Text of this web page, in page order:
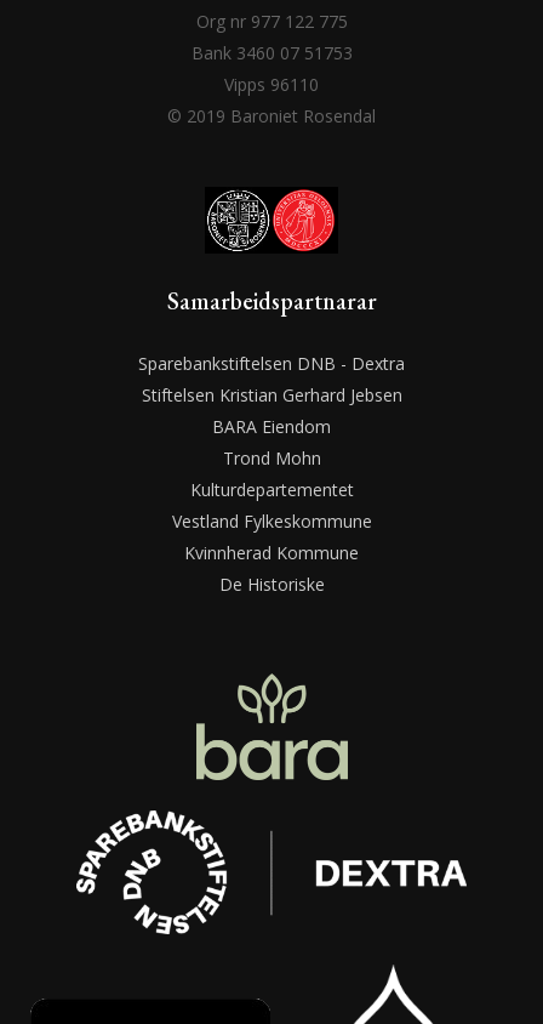
Org nr 977 122 775
Bank 3460 07 51753
Vipps 96110
© 2019 Baroniet Rosendal
Samarbeidspartnarar
Sparebankstiftelsen DNB - Dextra
Stiftelsen Kristian Gerhard Jebsen
BARA Eiendom
Trond Mohn
Kulturdepartementet
Vestland Fylkeskommune
Kvinnherad Kommune
De Historiske